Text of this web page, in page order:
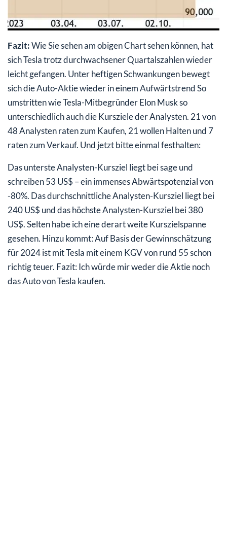
Fazit:Wie Sie sehen am obigen Chart sehen können, hat
sich Tesla trotz durchwachsener Quartalszahlen wieder
leicht gefangen. Unter heftigen Schwankungen bewegt
sich die Auto-Aktie wieder in einem Aufwärtstrend So
umstritten wie Tesla-Mitbegründer Elon Musk so
unterschiedlich auch die Kursziele der Analysten. 21 von
48 Analysten raten zum Kaufen, 21 wollen Halten und 7
raten zum Verkauf. Und jetzt bitte einmal festhalten:
Das unterste Analysten-Kursziel liegt bei sage und
schreiben 53 US$ – ein immenses Abwärtspotenzial von
-80%. Das durchschnittliche Analysten-Kursziel liegt bei
240 US$ und das höchste Analysten-Kursziel bei 380
US$. Selten habe ich eine derart weite Kurszielspanne
gesehen. Hinzu kommt: Auf Basis der Gewinnschätzung
für 2024 ist mit Tesla mit einem KGV von rund 55 schon
richtig teuer. Fazit: Ich würde mir weder die Aktie noch
das Auto von Tesla kaufen.